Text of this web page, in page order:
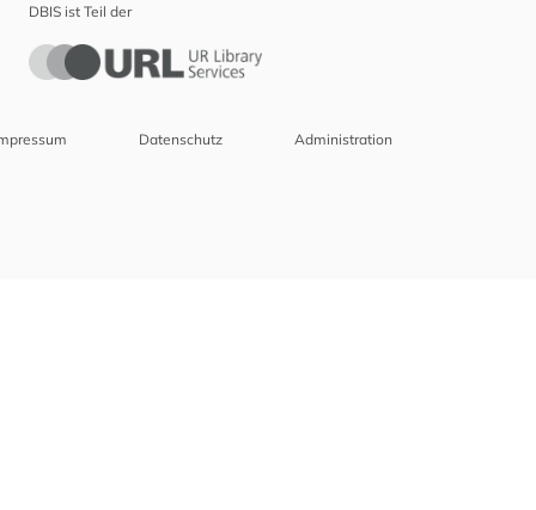
DBIS ist Teil der
Datenschutz Administration